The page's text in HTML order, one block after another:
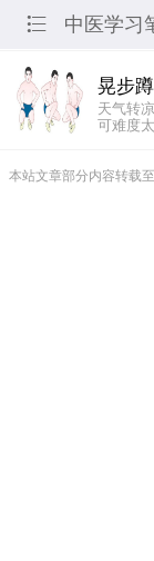
 中医学习
天气转
可难度
本站文章部分内容转载